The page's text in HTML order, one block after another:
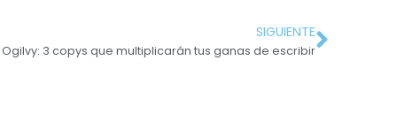
SIGUIENTE
3 copys que multiplicarán tus ganas de escribir